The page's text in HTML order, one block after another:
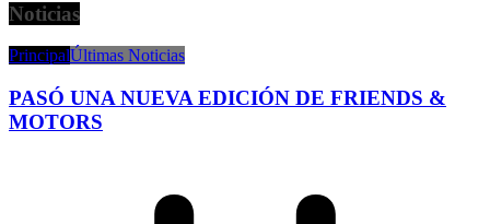
Noticias
PrincipalÚltimas Noticias
PASÓ UNA NUEVA EDICIÓN DE FRIENDS &
MOTORS